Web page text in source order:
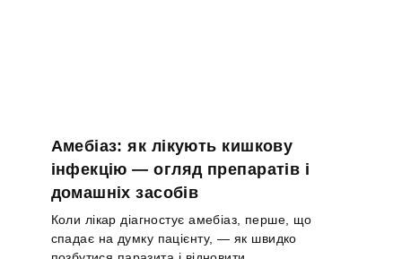
Амебіаз: як лікують кишкову
інфекцію — огляд препаратів і
домашніх засобів
Коли лікар діагностує амебіаз, перше, що
спадає на думку пацієнту, — як швидко